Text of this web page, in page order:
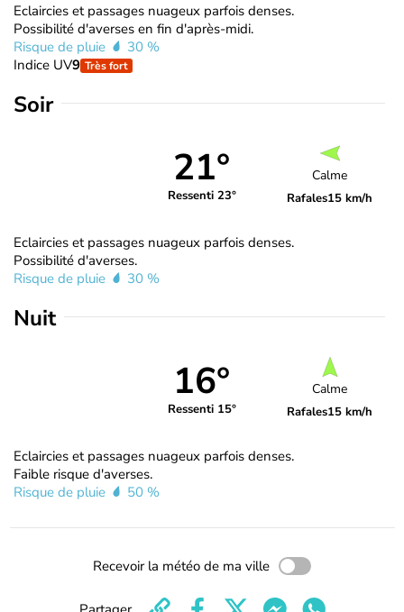
Eclaircies et passages nuageux parfois denses.
Possibilité d'averses en fin d'après-midi.
Risque de pluie
30 %
Indice UV9 Très fort
Soir
21°
Ressenti 23°
Calme
Rafales15 km/h
Eclaircies et passages nuageux parfois denses.
Possibilité d'averses.
Risque de pluie
30 %
Nuit
16°
Ressenti 15°
Calme
Rafales15 km/h
Eclaircies et passages nuageux parfois denses.
Faible risque d'averses.
Risque de pluie
50 %
Recevoir la météo de ma ville